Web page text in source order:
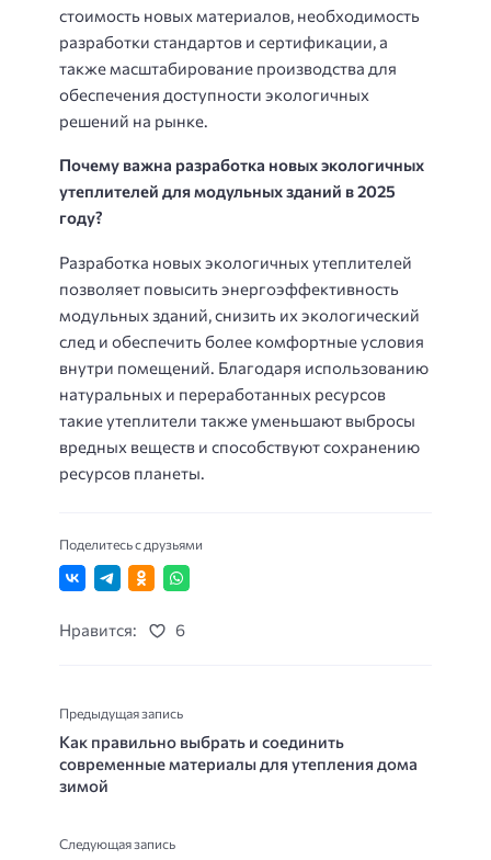
стоимость новых материалов, необходимость
разработки стандартов и сертификации, а
также масштабирование производства для
обеспечения доступности экологичных
решений на рынке.
Почему важна разработка новых экологичных
утеплителей для модульных зданий в 2025
году?
Разработка новых экологичных утеплителей
позволяет повысить энергоэффективность
модульных зданий, снизить их экологический
след и обеспечить более комфортные условия
внутри помещений. Благодаря использованию
натуральных и переработанных ресурсов
такие утеплители также уменьшают выбросы
вредных веществ и способствуют сохранению
ресурсов планеты.
Поделитесь с друзьями
Нравится: 6
Предыдущая запись
Как правильно выбрать и соединить
современные материалы для утепления дома
зимой
Следующая запись